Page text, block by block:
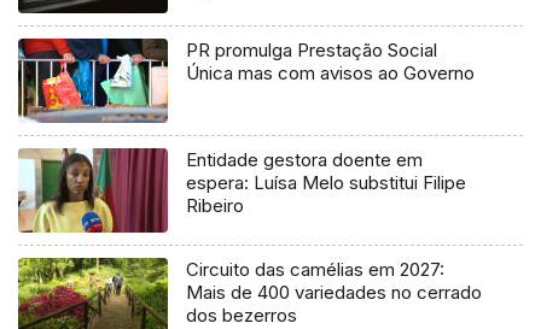
PR promulga Prestação Social
Única mas com avisos ao Governo
Entidade gestora doente em
espera: Luísa Melo substitui Filipe
Ribeiro
Circuito das camélias em 2027:
Mais de 400 variedades no cerrado
dos bezerros